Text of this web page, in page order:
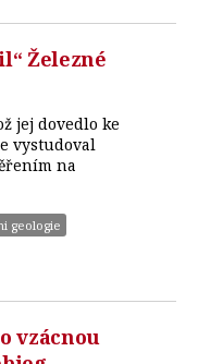
Železné
jej dovedlo ke
vystudoval
na
geologie
vzácnou